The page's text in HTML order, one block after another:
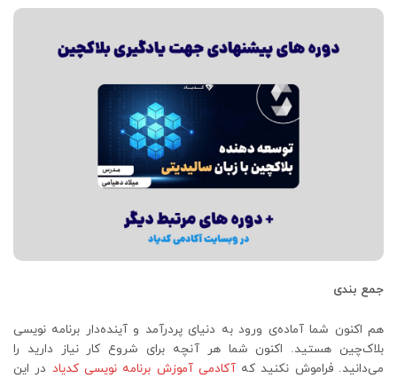
جمع بندی
هم اکنون شما آماده‌ی ورود به دنیای پردرآمد و آینده‌دار برنامه نویسی
بلاک‌چین هستید. اکنون شما هر آنچه برای شروع کار نیاز دارید را
می‌دانید. فراموش نکنید کهآکادمی آموزش برنامه نویسی کدیاد در این